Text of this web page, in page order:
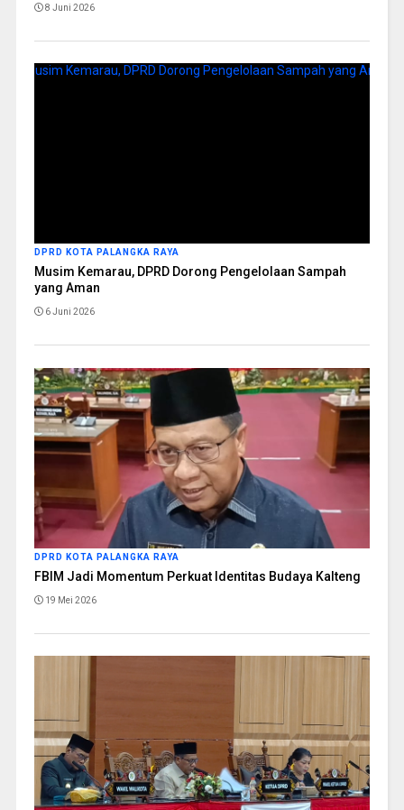
8 Juni 2026
DPRD KOTA PALANGKA RAYA
Musim Kemarau, DPRD Dorong Pengelolaan Sampah
yang Aman
6 Juni 2026
DPRD KOTA PALANGKA RAYA
FBIM Jadi Momentum Perkuat Identitas Budaya Kalteng
19 Mei 2026